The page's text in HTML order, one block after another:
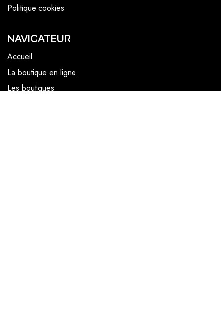
Politique cookies
NAVIGATEUR
Accueil
La boutique en ligne
Les boutiques